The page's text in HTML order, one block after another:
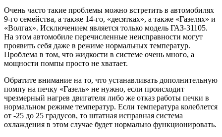
Очень часто такие проблемы можно встретить в автомобилях
9-го семейства, а также 14-го, «десятках», а также «Газелях» и
«Волгах». Исключением является только модель ГАЗ-31105.
На этом автомобиле перечисленные неисправности могут
проявить себя даже в режиме нормальных температур.
Проблема в том, что жидкости в системе очень много, а
мощности помпы просто не хватает.
Обратите внимание на то, что устанавливать дополнительную
помпу на печку «Газель» не нужно, если происходит
чрезмерный нагрев двигателя либо же отказ работы печки в
нормальном режиме температур. Если температура колеблется
от -25 до 25 градусов, то штатная исправная система
охлаждения в этом случае будет нормально функционировать.